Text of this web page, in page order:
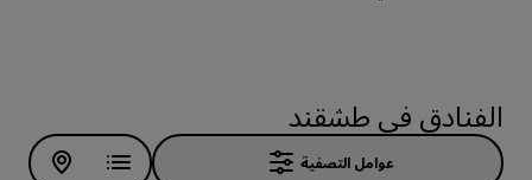
الفنادق في طشقند
عوامل التصفية